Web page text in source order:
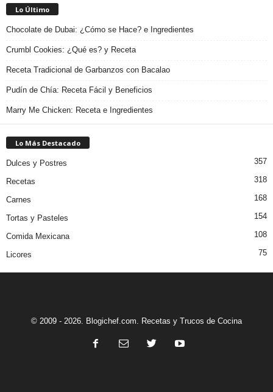
Lo Último
Chocolate de Dubai: ¿Cómo se Hace? e Ingredientes
Crumbl Cookies: ¿Qué es? y Receta
Receta Tradicional de Garbanzos con Bacalao
Pudín de Chía: Receta Fácil y Beneficios
Marry Me Chicken: Receta e Ingredientes
Lo Más Destacado
Dulces y Postres 357
Recetas 318
Carnes 168
Tortas y Pasteles 154
Comida Mexicana 108
Licores 75
© 2009 - 2026. Blogichef.com. Recetas y Trucos de Cocina